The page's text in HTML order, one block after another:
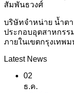
สัมพันธวงศ์
บริษัทจำหน่าย น้ำตา
ประกอบอุตสาหกรร
ภายในเขตกรุงเท
Latest News
02
ธ.ค.